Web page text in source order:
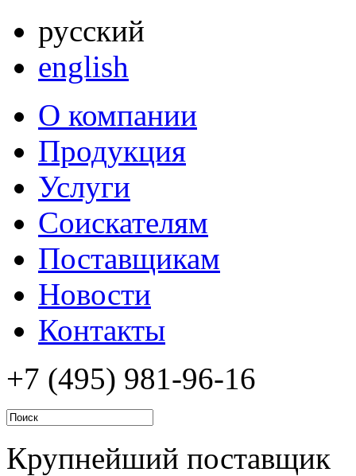
русский
english
О компании
Продукция
Услуги
Соискателям
Поставщикам
Новости
Контакты
+7 (495) 981-96-16
Крупнейший поставщик